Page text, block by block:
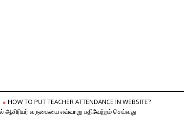
HOW TO PUT TEACHER ATTENDANCE IN WEBSITE?
வருகையை எவ்வாறு பதிவேற்றம் செய்வது